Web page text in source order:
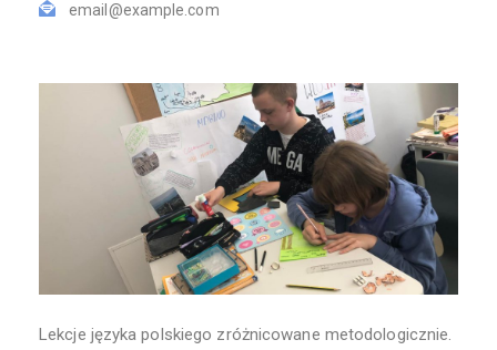
email@example.com
Lekcje języka polskiego zróżnicowane metodologicznie.